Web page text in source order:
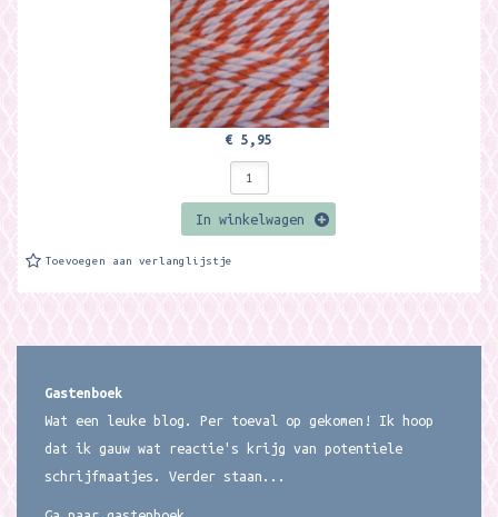
€ 5,95
In winkelwagen
Toevoegen aan verlanglijstje
Gastenboek
Wat een leuke blog. Per toeval op gekomen! Ik hoop
dat ik gauw wat reactie's krijg van potentiele
schrijfmaatjes. Verder staan...